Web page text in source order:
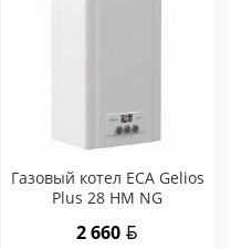
Газовый котел ECA Gelios
Plus 28 HM NG
2 660